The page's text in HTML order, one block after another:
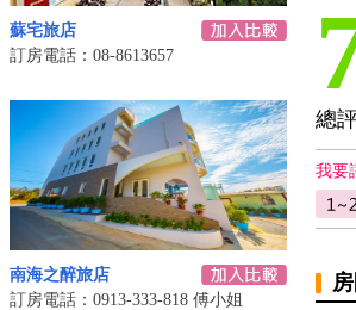
蘇宅旅店
訂房電話：08-8613657
南海之醉旅店
訂房電話：0913-333-818 傅小姐
總
我要